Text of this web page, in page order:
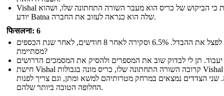
Vishal מאותת כי הביקוש של כריס הוא מעבר השורה התחתונה שלו, ושהוא
יודע Batna שלה הוא כנראה לעזוב את החברה.
फिसलना: 6
בואו לפצל את ההבדל. 6.5% וסקירה לאחר 8 חודשים, לאחר שנת הכספים
מסתיימת?
חישת Vishal קרובה השורה התחתונה שלו, כריס מונה בגבולות Vishal
שני הצדדים נמצאים במרחק מטרותיהם למשא ומתן, וגם צריך לפנות
החלופה הטובה ביותר שלהם.